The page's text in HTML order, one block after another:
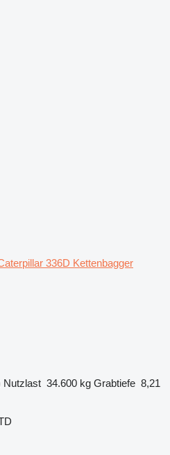
336D Kettenbagger
Nutzlast 34.600 kg Grabtiefe 8,21